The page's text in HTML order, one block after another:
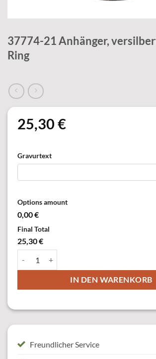
37774-21 Anhänger,
Ring
25,30 €
Gravurtext
Options amount
0,00 €
Final Total
25,30 €
IN DEN WARENKORB
Freundlicher Service